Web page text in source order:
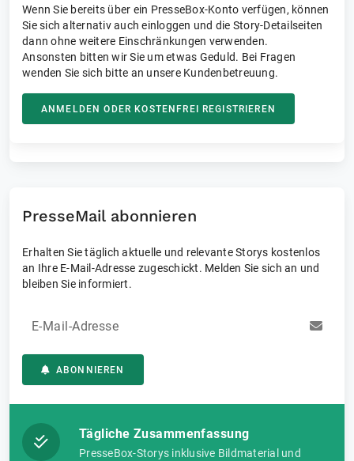
Wenn Sie bereits über ein PresseBox-Konto verfügen, können
Sie sich alternativ auch einloggen und die Story-Detailseiten
dann ohne weitere Einschränkungen verwenden.
Ansonsten bitten wir Sie um etwas Geduld. Bei Fragen
wenden Sie sich bitte an unsere Kundenbetreuung.
ANMELDEN ODER KOSTENFREI REGISTRIEREN
PresseMail abonnieren
Erhalten Sie täglich aktuelle und relevante Storys kostenlos
an Ihre E-Mail-Adresse zugeschickt. Melden Sie sich an und
bleiben Sie informiert.
E-Mail-Adresse
ABONNIEREN
Tägliche Zusammenfassung
PresseBox-Storys inklusive Bildmaterial und